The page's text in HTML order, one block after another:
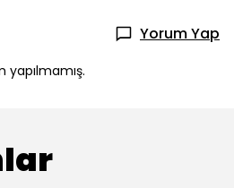
Yorum Yap